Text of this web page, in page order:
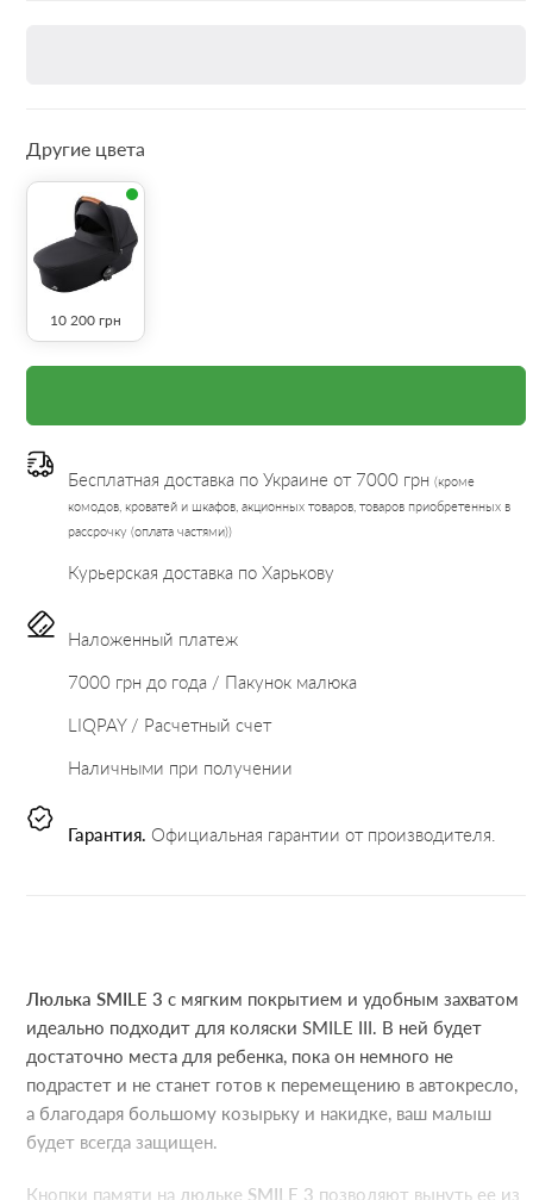
Люлька SMILE 3 с мягким покрытием и удобным захватом
идеально подходит для коляски SMILE III. В ней будет
достаточно места для ребенка, пока он немного не
подрастет и не станет готов к перемещению в автокресло,
а благодаря большому козырьку и накидке, ваш малыш
будет всегда защищен.
Кнопки памяти на люльке SMILE 3 позволяют вынуть ее из
Другие цвета
10 200 грн
Бесплатная доставка по Украине от 7000 грн (кроме
комодов, кроватей и шкафов, акционных товаров, товаров приобретенных в
рассрочку (оплата частями))
Курьерская доставка по Харькову
Наложенный платеж
7000 грн до года / Пакунок малюка
LIQPAY / Расчетный счет
Наличными при получении
Гарантия. Официальная гарантии от производителя.